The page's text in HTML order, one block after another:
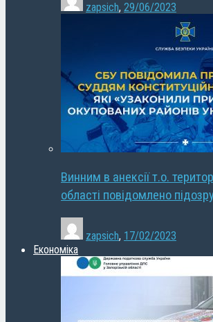
zapsich, 29/06/2023
Винним в анексії т.о.
області повідомлено
zapsich, 17/02/2023
Економіка